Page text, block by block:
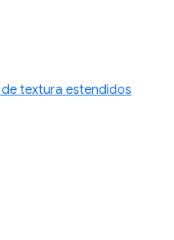
textura estendidos